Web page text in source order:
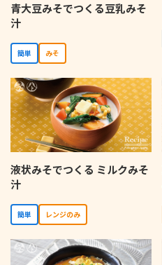
青大豆みそでつくる豆乳みそ
汁
簡単 みそ
液状みそでつくる ミルクみそ
汁
簡単 レンジのみ